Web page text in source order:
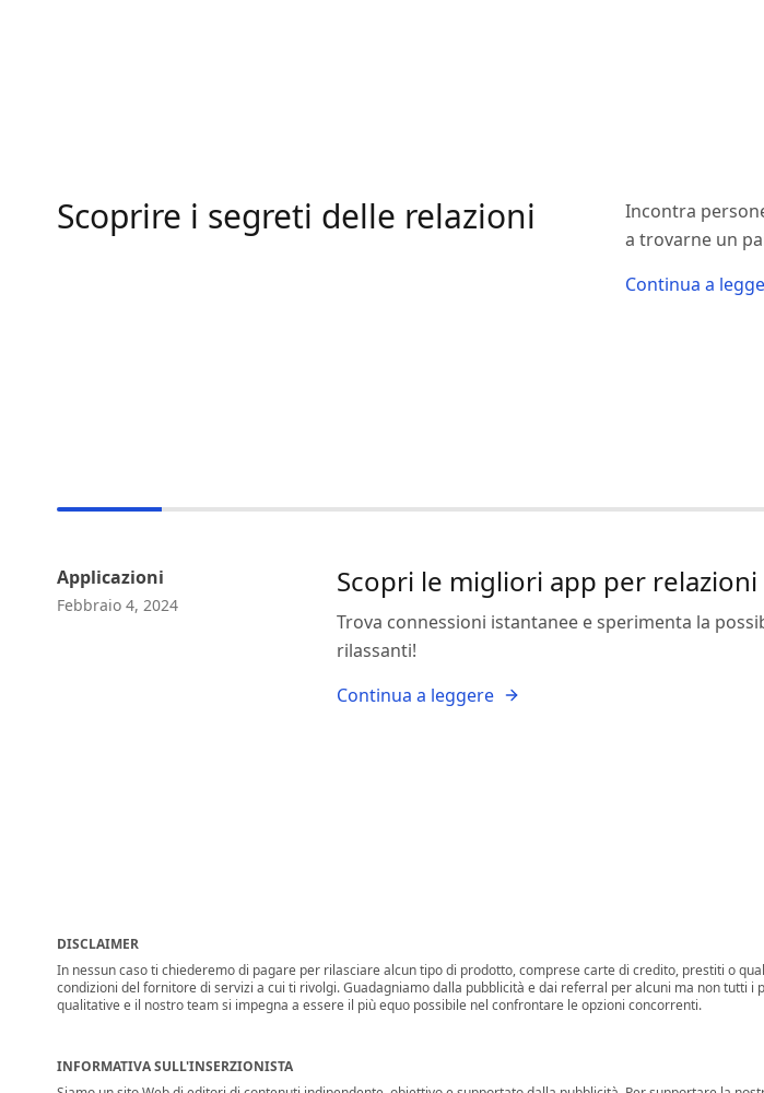
Scoprire i segreti delle relazioni
Incontra
a trovarne un
Continua a
Applicazioni
Febbraio 4, 2024
Scopri le migliori app per
Trova connessioni istantanee e sperimenta la
rilassanti!
Continua a leggere
DISCLAIMER
In nessun caso ti chiederemo di pagare per rilasciare alcun tipo di prodotto, comprese carte di credito, prestiti o
condizioni del fornitore di servizi a cui ti rivolgi. Guadagniamo dalla pubblicità e dai referral per alcuni ma non tutti
qualitative e il nostro team si impegna a essere il più equo possibile nel confrontare le opzioni concorrenti.
INFORMATIVA SULL'INSERZIONISTA